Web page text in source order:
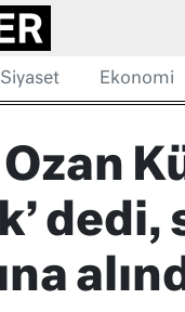
Siyaset Ekonomi
dedi,